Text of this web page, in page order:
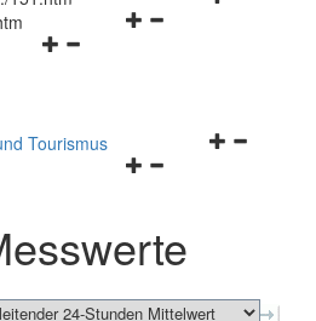
Navigationsmenü
Navigationsmenü
Navigationsmenü
schließen
Tourismus